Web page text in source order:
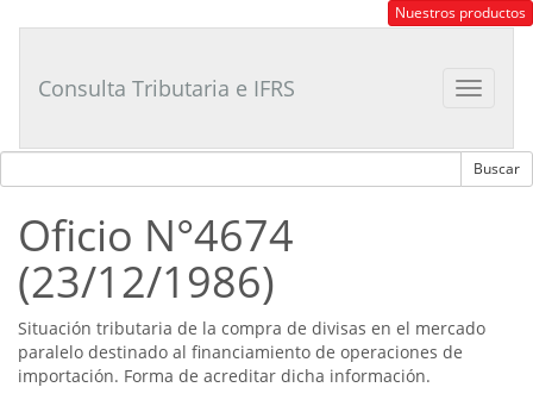
Tributario
Nuestros productos
Toggle
Consulta Tributaria e IFRS
Oficio N°4674
(23/12/1986)
Situación tributaria de la compra de divisas en el mercado
paralelo destinado al financiamiento de operaciones de
importación. Forma de acreditar dicha información.